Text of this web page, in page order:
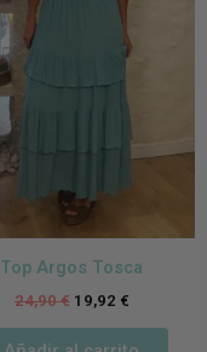
Top Argos Tosca
24,90€ 19,92 €